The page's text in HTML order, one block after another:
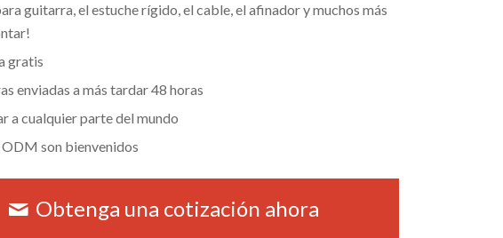
guitarra, el estuche rígido, el cable, el afinador y muchos más
gratis
enviadas a más tardar 48 horas
a cualquier parte del mundo
son bienvenidos
Obtenga una cotización ahora